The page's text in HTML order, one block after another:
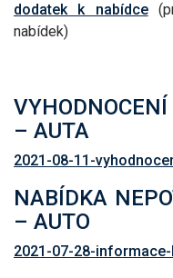
dodatek k nabídce
nabídek)
– AUTA
2021-08-11-
NABÍDKA
– AUTO
2021-07-28-